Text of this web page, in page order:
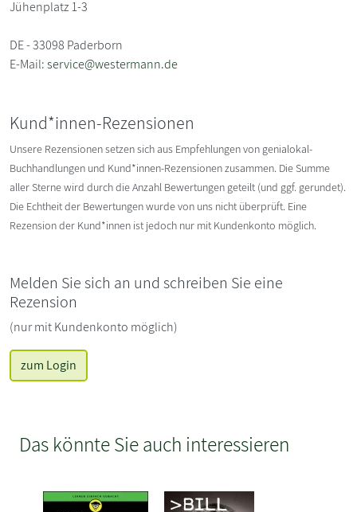
Jühenplatz 1-3
DE - 33098 Paderborn
E-Mail:service@westermann.de
Kund*innen-Rezensionen
Unsere Rezensionen setzen sich aus Empfehlungen von genialokal-
Buchhandlungen und Kund*innen-Rezensionen zusammen. Die Summe
aller Sterne wird durch die Anzahl Bewertungen geteilt (und ggf. gerundet).
Die Echtheit der Bewertungen wurde von uns nicht überprüft. Eine
Rezension der Kund*innen ist jedoch nur mit Kundenkonto möglich.
Melden Sie sich an und schreiben Sie eine
Rezension
(nur mit Kundenkonto möglich)
zum Login
Das könnte Sie auch interessieren